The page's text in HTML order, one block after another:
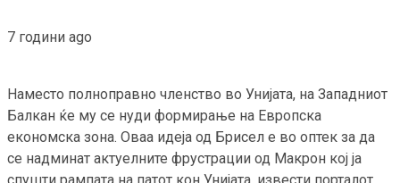
7 години ago
Наместо полноправно членство во Унијата, на Западниот
Балкан ќе му се нуди формирање на Европска
економска зона. Оваа идеја од Брисел е во оптек за да
се надминат актуелните фрустрации од Макрон кој ја